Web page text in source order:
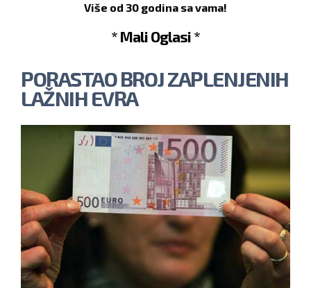
Više od 30 godina sa vama!
* Mali Oglasi *
PORASTAO BROJ ZAPLENJENIH
LAŽNIH EVRA